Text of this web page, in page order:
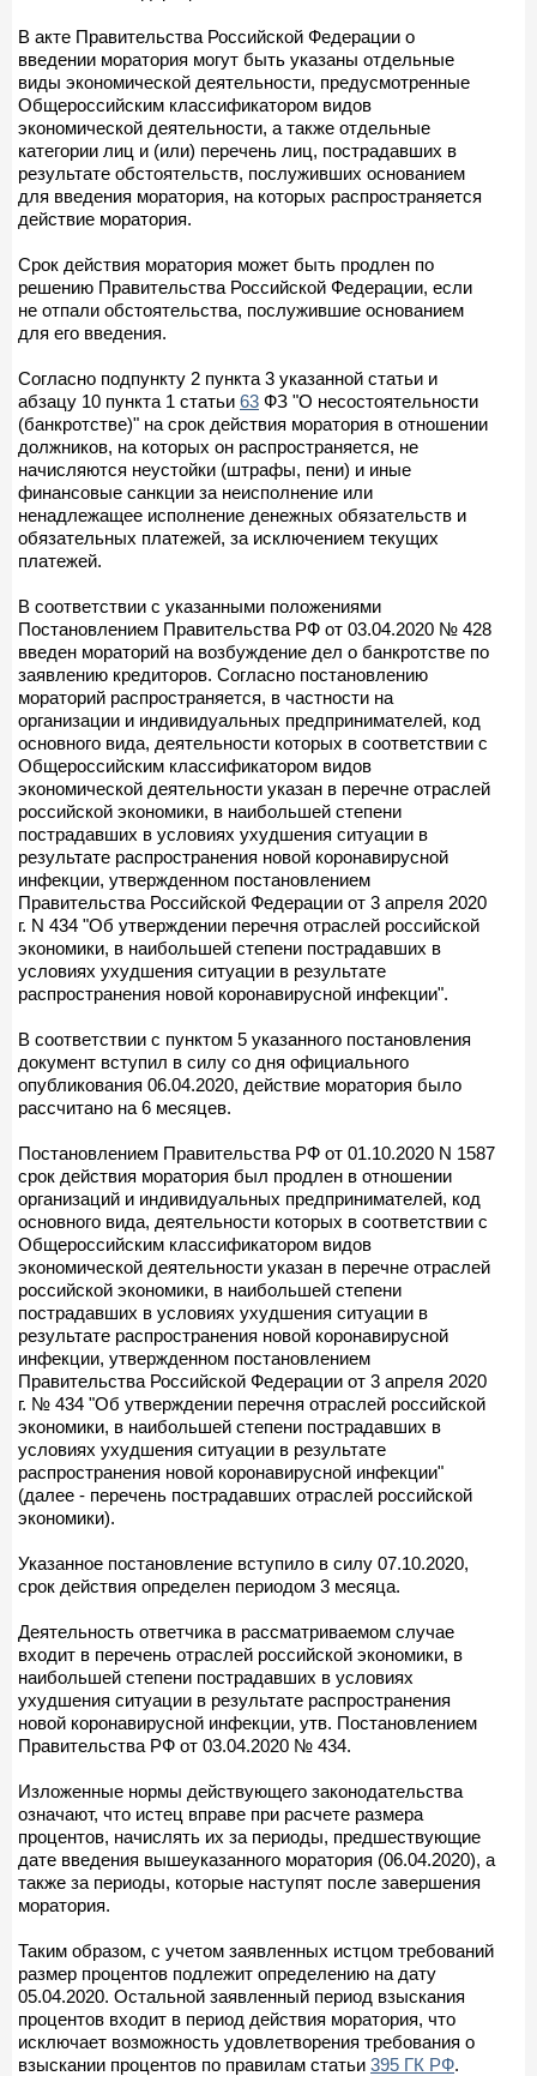
В акте Правительства Российской Федерации о
введении моратория могут быть указаны отдельные
виды экономической деятельности, предусмотренные
Общероссийским классификатором видов
экономической деятельности, а также отдельные
категории лиц и (или) перечень лиц, пострадавших в
результате обстоятельств, послуживших основанием
для введения моратория, на которых распространяется
действие моратория.
Срок действия моратория может быть продлен по
решению Правительства Российской Федерации, если
не отпали обстоятельства, послужившие основанием
для его введения.
Согласно подпункту 2 пункта 3 указанной статьи и
абзацу 10 пункта 1 статьи 63 ФЗ "О несостоятельности
(банкротстве)" на срок действия моратория в отношении
должников, на которых он распространяется, не
начисляются неустойки (штрафы, пени) и иные
финансовые санкции за неисполнение или
ненадлежащее исполнение денежных обязательств и
обязательных платежей, за исключением текущих
платежей.
В соответствии с указанными положениями
Постановлением Правительства РФ от 03.04.2020 № 428
введен мораторий на возбуждение дел о банкротстве по
заявлению кредиторов. Согласно постановлению
мораторий распространяется, в частности на
организации и индивидуальных предпринимателей, код
основного вида, деятельности которых в соответствии с
Общероссийским классификатором видов
экономической деятельности указан в перечне отраслей
российской экономики, в наибольшей степени
пострадавших в условиях ухудшения ситуации в
результате распространения новой коронавирусной
инфекции, утвержденном постановлением
Правительства Российской Федерации от 3 апреля 2020
г. N 434 "Об утверждении перечня отраслей российской
экономики, в наибольшей степени пострадавших в
условиях ухудшения ситуации в результате
распространения новой коронавирусной инфекции".
В соответствии с пунктом 5 указанного постановления
документ вступил в силу со дня официального
опубликования 06.04.2020, действие моратория было
рассчитано на 6 месяцев.
Постановлением Правительства РФ от 01.10.2020 N 1587
срок действия моратория был продлен в отношении
организаций и индивидуальных предпринимателей, код
основного вида, деятельности которых в соответствии с
Общероссийским классификатором видов
экономической деятельности указан в перечне отраслей
российской экономики, в наибольшей степени
пострадавших в условиях ухудшения ситуации в
результате распространения новой коронавирусной
инфекции, утвержденном постановлением
Правительства Российской Федерации от 3 апреля 2020
г. № 434 "Об утверждении перечня отраслей российской
экономики, в наибольшей степени пострадавших в
условиях ухудшения ситуации в результате
распространения новой коронавирусной инфекции"
(далее - перечень пострадавших отраслей российской
экономики).
Указанное постановление вступило в силу 07.10.2020,
срок действия определен периодом 3 месяца.
Деятельность ответчика в рассматриваемом случае
входит в перечень отраслей российской экономики, в
наибольшей степени пострадавших в условиях
ухудшения ситуации в результате распространения
новой коронавирусной инфекции, утв. Постановлением
Правительства РФ от 03.04.2020 № 434.
Изложенные нормы действующего законодательства
означают, что истец вправе при расчете размера
процентов, начислять их за периоды, предшествующие
дате введения вышеуказанного моратория (06.04.2020), а
также за периоды, которые наступят после завершения
моратория.
Таким образом, с учетом заявленных истцом требований
размер процентов подлежит определению на дату
05.04.2020. Остальной заявленный период взыскания
процентов входит в период действия моратория, что
исключает возможность удовлетворения требования о
взыскании процентов по правилам статьи 395 ГК РФ.